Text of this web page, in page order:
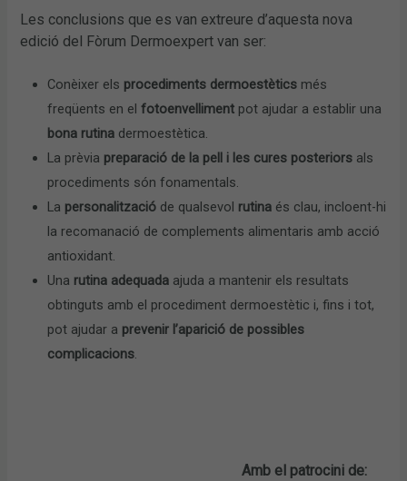
Les conclusions que es van extreure d’aquesta nova
edició del Fòrum Dermoexpert van ser:
Conèixer els procediments dermoestètics més
freqüents en elfotoenvelliment pot ajudar a establir una
bona rutina dermoestètica.
La prèvia preparació de la pell i les cures posteriors als
procediments són fonamentals.
La personalització de qualsevol rutina és clau, incloent-hi
la recomanació de complements alimentaris amb acció
antioxidant.
Una rutina adequada ajuda a mantenir els resultats
obtinguts amb el procediment dermoestètic i, fins i tot,
pot ajudar a prevenir l’aparició de possibles
complicacions
Amb el patrocini de: